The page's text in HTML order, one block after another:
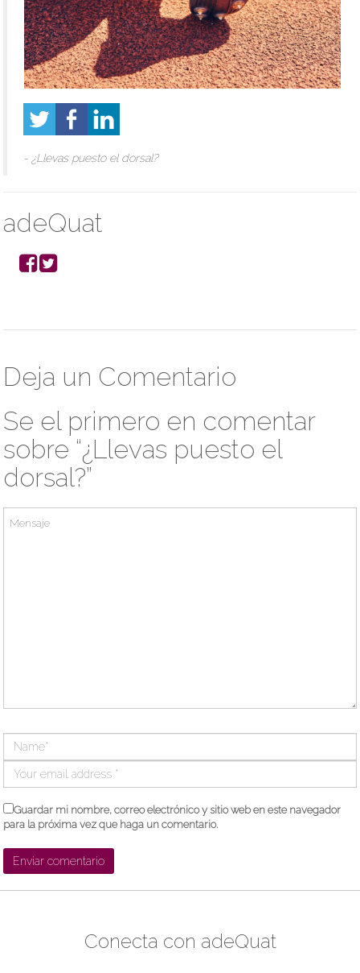
- ¿Llevas puesto el dorsal?
adeQuat
Deja un Comentario
Se el primero en comentar
sobre “¿Llevas puesto el
dorsal?”
Guardar mi nombre, correo electrónico y sitio web en este navegador
para la próxima vez que haga un comentario.
Conecta con adeQuat